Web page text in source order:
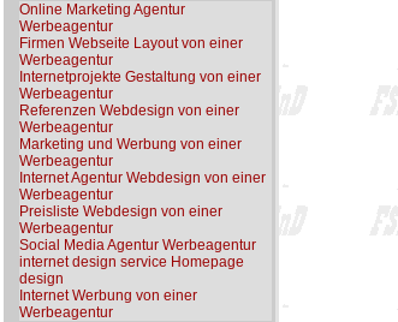
Online Marketing Agentur
Werbeagentur
Firmen Webseite Layout von einer
Werbeagentur
Internetprojekte Gestaltung von einer
Werbeagentur
Referenzen Webdesign von einer
Werbeagentur
Marketing und Werbung von einer
Werbeagentur
Internet Agentur Webdesign von einer
Werbeagentur
Preisliste Webdesign von einer
Werbeagentur
Social Media Agentur Werbeagentur
internet design service Homepage
design
Internet Werbung von einer
Werbeagentur